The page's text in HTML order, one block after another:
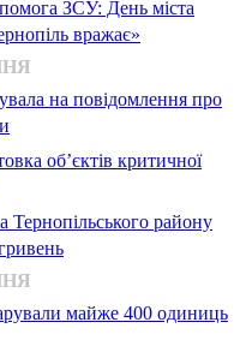
ЗСУ: День міста
вражає»
на повідомлення про
об’єктів критичної
району
майже 400 одиниць